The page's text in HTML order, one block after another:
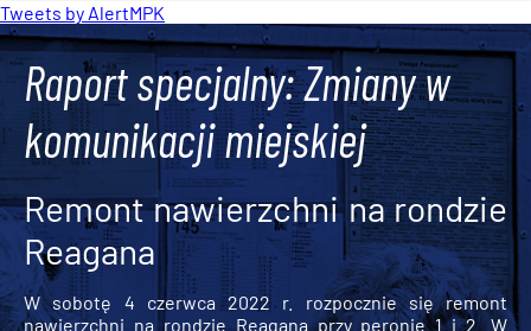
Tweets by AlertMPK
Raport specjalny: Zmiany w
komunikacji miejskiej
Remont nawierzchni na rondzie
Reagana
W sobotę 4 czerwca 2022 r. rozpocznie się remont
nawierzchni na rondzie Reagana przy peronie 1 i 2. W